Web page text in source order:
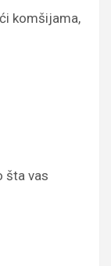
komšijama,
šta vas